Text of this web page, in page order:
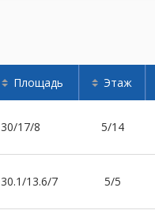
Площадь Этаж
30/17/8 5/14
30.1/13.6/7 5/5